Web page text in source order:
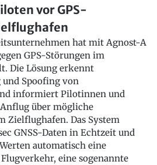
vor GPS-
hat mit Agnost-A
GPS-Störungen im
Die Lösung erkennt
und Spoofing von
informiert Pilotinnen und
über mögliche
Zielflughafen. Das System
GNSS-Daten in Echtzeit und
automatisch eine
eine sogenannte